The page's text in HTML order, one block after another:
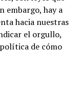
embargo, hay a
hacia nuestras
el orgullo,
de cómo